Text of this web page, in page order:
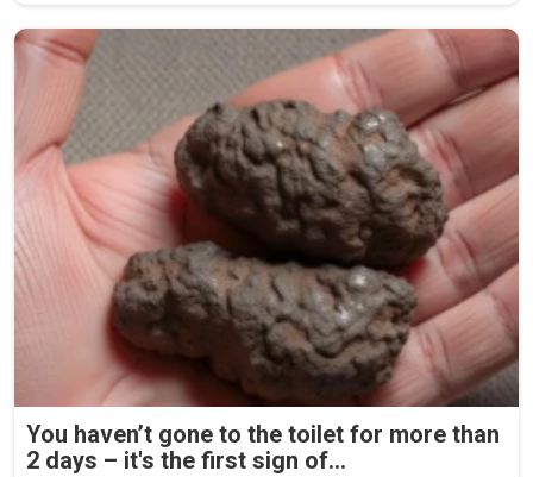
You haven’t gone to the toilet for more than
2 days – it's the first sign of...